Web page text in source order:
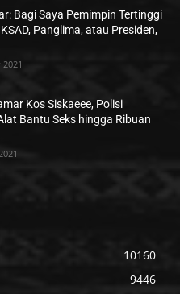
Bagi Saya Pemimpin Tertinggi
Panglima, atau Presiden,
Kos Siskaeee, Polisi
Bantu Seks hingga Ribuan
10160
9446